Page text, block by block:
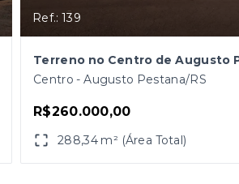
Ref.: 139
Terreno no Centro de Augusto
Centro - Augusto Pestana/RS
R$260.000,00
288,34 m² (Área Total)